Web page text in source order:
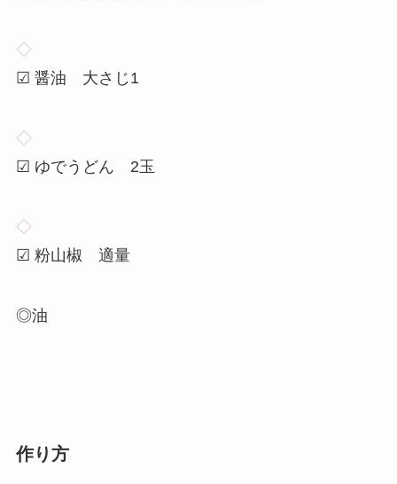
◇
☑ 醤油 大さじ1
◇
☑ ゆでうどん 2玉
◇
☑ 粉山椒 適量
◎油
作り方